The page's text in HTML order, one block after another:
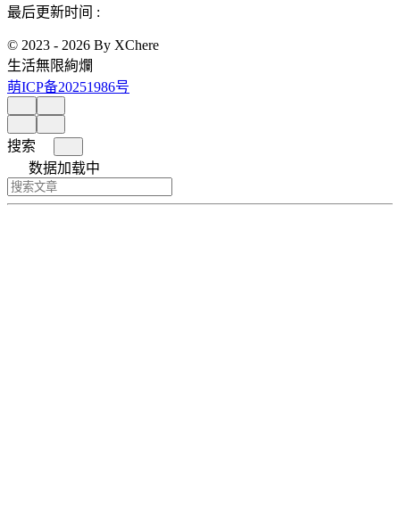
最后更新时间 :
© 2023 - 2026 By XChere
生活無限絢爛
萌ICP备20251986号
搜索
数据加载中